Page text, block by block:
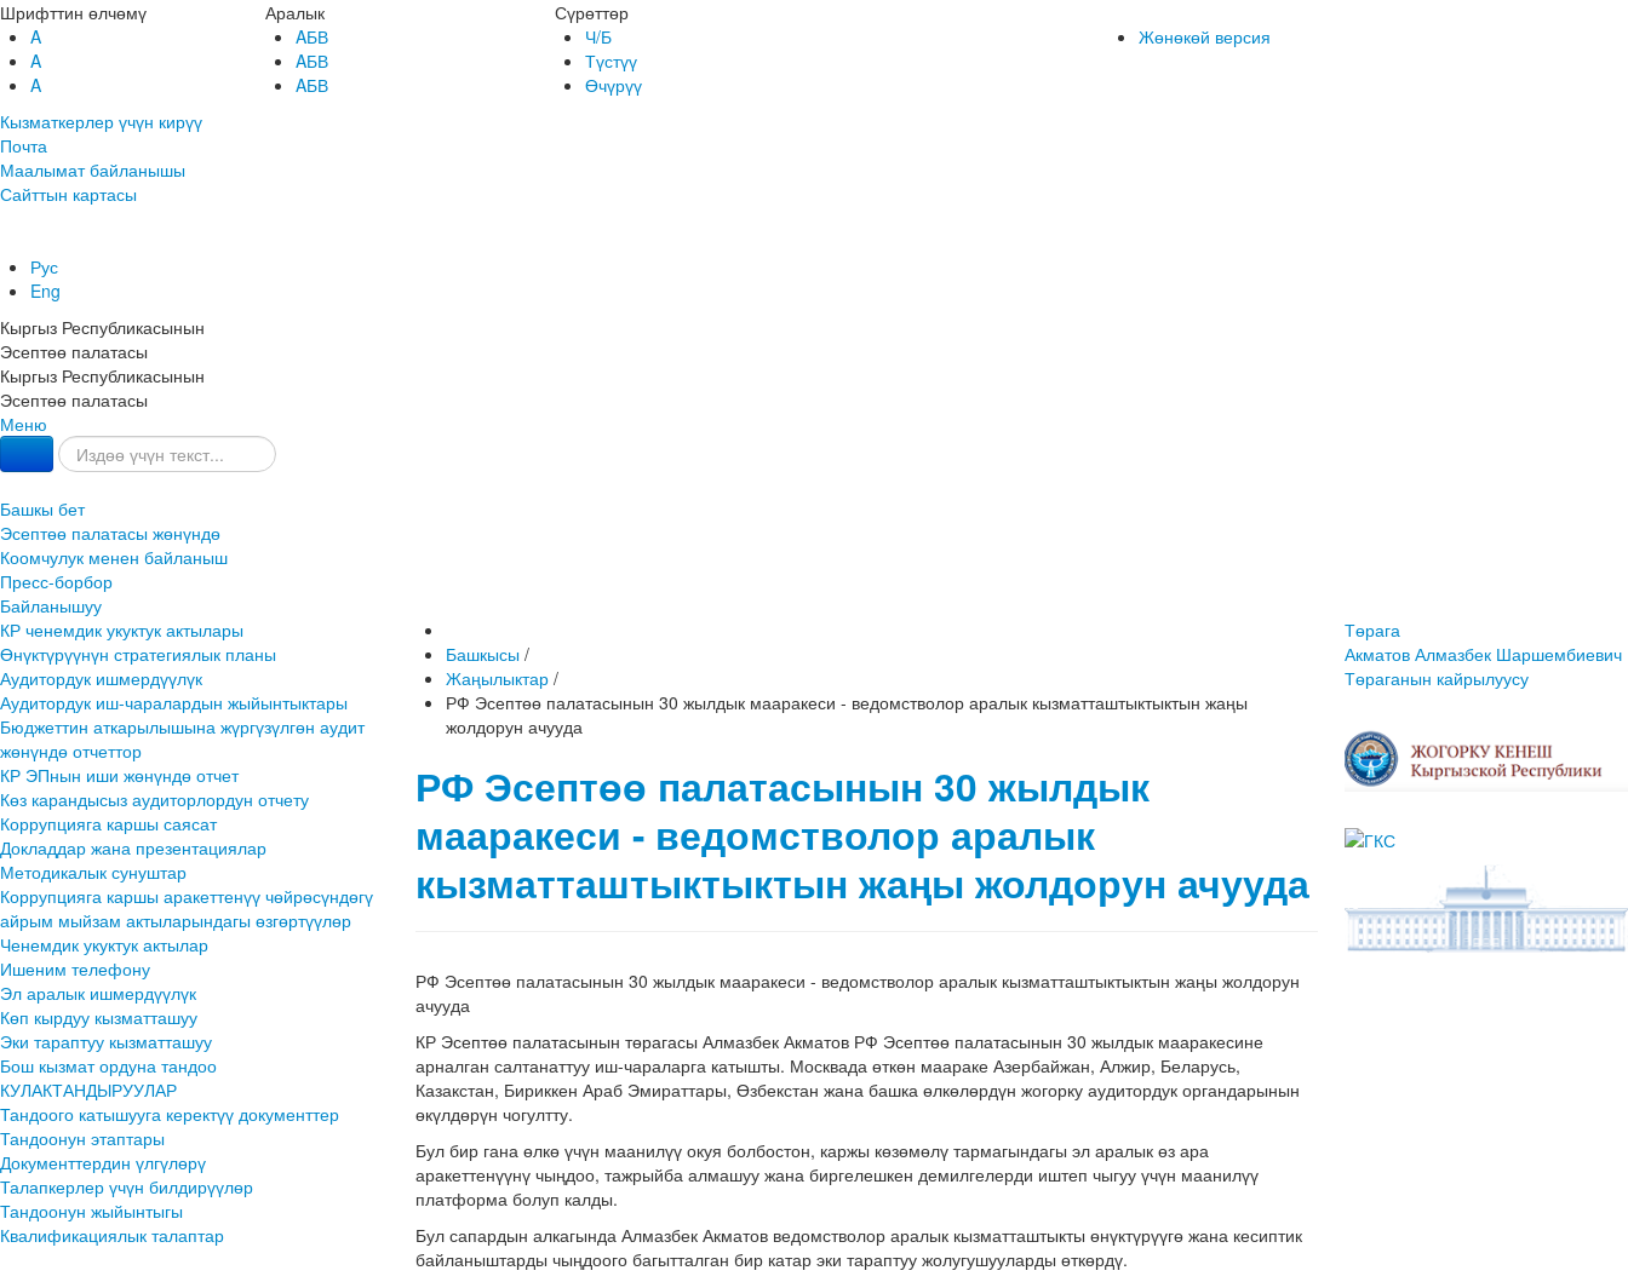
Шрифттин өлчөмү
A
A
A
Аралык
AБВ
AБВ
AБВ
Сүрөттөр
Ч/Б
Түстүү
Өчүрүү
Жөнөкөй версия
Кызматкерлер үчүн кирүү
Почта
Маалымат байланышы
Сайттын картасы
Рус
Eng
Кыргыз Республикасынын
Эсептөө палатасы
Кыргыз Республикасынын
Эсептөө палатасы
Меню
Башкы бет
Эсептөө палатасы жөнүндө
Коомчулук менен байланыш
Пресс-борбор
Байланышуу
КР ченемдик укуктук актылары
Өнүктүрүүнүн стратегиялык планы
Аудитордук ишмердүүлүк
Аудитордук иш-чаралардын жыйынтыктары
Бюджеттин аткарылышына жүргүзүлгөн аудит
жөнүндө отчеттор
КР ЭПнын иши жөнүндө отчет
Көз карандысыз аудиторлордун отчету
Коррупцияга каршы саясат
Докладдар жана презентациялар
Методикалык сунуштар
Коррупцияга каршы аракеттенүү чөйрөсүндөгү
айрым мыйзам актыларындагы өзгөртүүлөр
Ченемдик укуктук актылар
Ишеним телефону
Эл аралык ишмердүүлүк
Көп кырдуу кызматташуу
Эки тараптуу кызматташуу
Бош кызмат ордуна тандоо
КУЛАКТАНДЫРУУЛАР
Тандоого катышууга керектүү документтер
Тандоонун этаптары
Документтердин үлгүлөрү
Талапкерлер үчүн билдирүүлөр
Тандоонун жыйынтыгы
Квалификациялык талаптар
Башкысы /
Жаңылыктар /
РФ Эсептөө палатасынын 30 жылдык мааракеси - ведомстволор аралык кызматташтыктыктын жаңы
жолдорун ачууда
РФ Эсептөө палатасынын 30 жылдык
мааракеси - ведомстволор аралык
кызматташтыктыктын жаңы жолдорун ачууда
РФ Эсептөө палатасынын 30 жылдык мааракеси - ведомстволор аралык кызматташтыктыктын жаңы жолдорун
ачууда
КР Эсептөө палатасынын төрагасы Алмазбек Акматов РФ Эсептөө палатасынын 30 жылдык мааракесине
арналган салтанаттуу иш-чараларга катышты. Москвада өткөн маараке Азербайжан, Алжир, Беларусь,
Казакстан, Бириккен Араб Эмираттары, Өзбекстан жана башка өлкөлөрдүн жогорку аудитордук органдарынын
өкүлдөрүн чогултту.
Бул бир гана өлкө үчүн маанилүү окуя болбостон, каржы көзөмөлү тармагындагы эл аралык өз ара
аракеттенүүнү чыңдоо, тажрыйба алмашуу жана биргелешкен демилгелерди иштеп чыгуу үчүн маанилүү
платформа болуп калды.
Бул сапардын алкагында Алмазбек Акматов ведомстволор аралык кызматташтыкты өнүктүрүүгө жана кесиптик
байланыштарды чыңдоого багытталган бир катар эки тараптуу жолугушууларды өткөрдү.
Төрага
Акматов Алмазбек Шаршембиевич
Төраганын кайрылуусу